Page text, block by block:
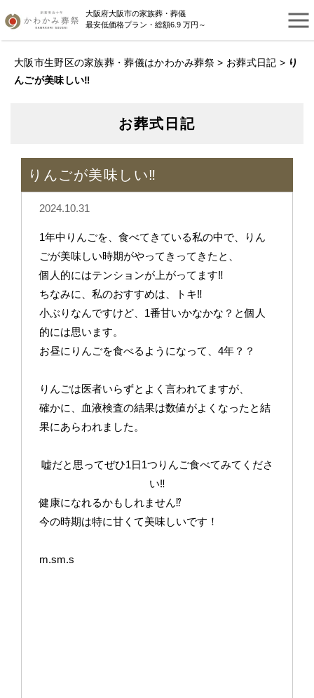
大阪府大阪市の家族葬・葬儀
最安低価格プラン・総額6.9 万円～
大阪市生野区の家族葬・葬儀はかわかみ葬祭 > お葬式日記 > り
んごが美味しい‼︎
お葬式日記
りんごが美味しい‼︎
2024.10.31
1年中りんごを、食べてきている私の中で、りん
ごが美味しい時期がやってきってきたと、
個人的にはテンションが上がってます‼︎
ちなみに、私のおすすめは、トキ‼︎
小ぶりなんですけど、1番甘いかなかな？と個人
的には思います。
お昼にりんごを食べるようになって、4年？？
りんごは医者いらずとよく言われてますが、
確かに、血液検査の結果は数値がよくなったと結
果にあらわれました。
嘘だと思ってぜひ1日1つりんご食べてみてくださ
い‼︎
健康になれるかもしれません⁉︎
今の時期は特に甘くて美味しいです！
m.sm.s